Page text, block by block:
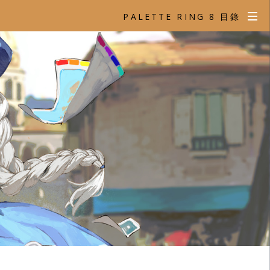
PALETTE RING 8 目錄